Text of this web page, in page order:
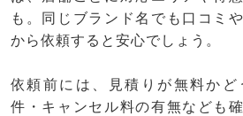
も。同じブランド名でも口コミ
から依頼すると安心でしょう。
依頼前には、見積りが無料かど
件・キャンセル料の有無なども